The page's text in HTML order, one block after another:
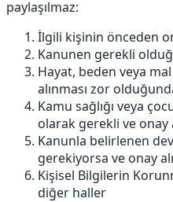
paylaşılmaz:
İlgili kişinin önceden
Kanunen gerekli
Hayat, beden veya
alınması zor
Kamu sağlığı veya
olarak gerekli ve onay
Kanunla belirlenen
gerekiyorsa ve onay
Kişisel Bilgilerin
diğer haller